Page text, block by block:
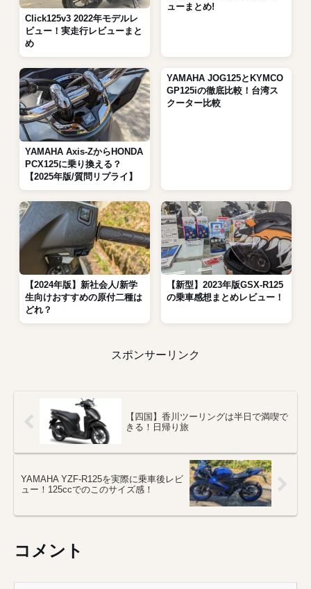
Click125v3 2022年モデルレ
ビュー！実走行レビューまと
め
ューまとめ!
YAMAHA Axis-ZからHONDA
PCX125に乗り換える？
【2025年版/質問リプライ】
YAMAHA JOG125とKYMCO
GP125iの徹底比較！台湾ス
クーター比較
【2024年版】新社会人/新学
生向けおすすめの原付二種は
どれ？
【新型】2023年版GSX-R125
の乗車感想まとめレビュー！
スポンサーリンク
【四国】香川ツーリングは半日で満喫で
きる！日帰り旅
YAMAHA YZF-R125を実際に乗車後レビ
ュー！125ccでのこのサイズ感！
コメント